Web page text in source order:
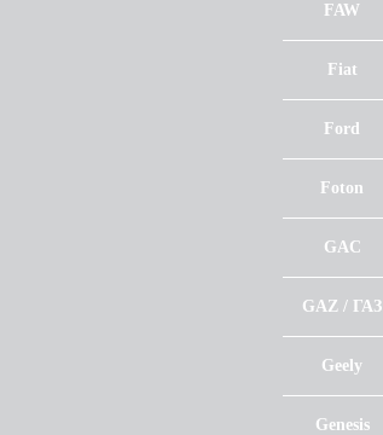
FAW
Fiat
Ford
Foton
GAC
GAZ / ГАЗ
Geely
Genesis